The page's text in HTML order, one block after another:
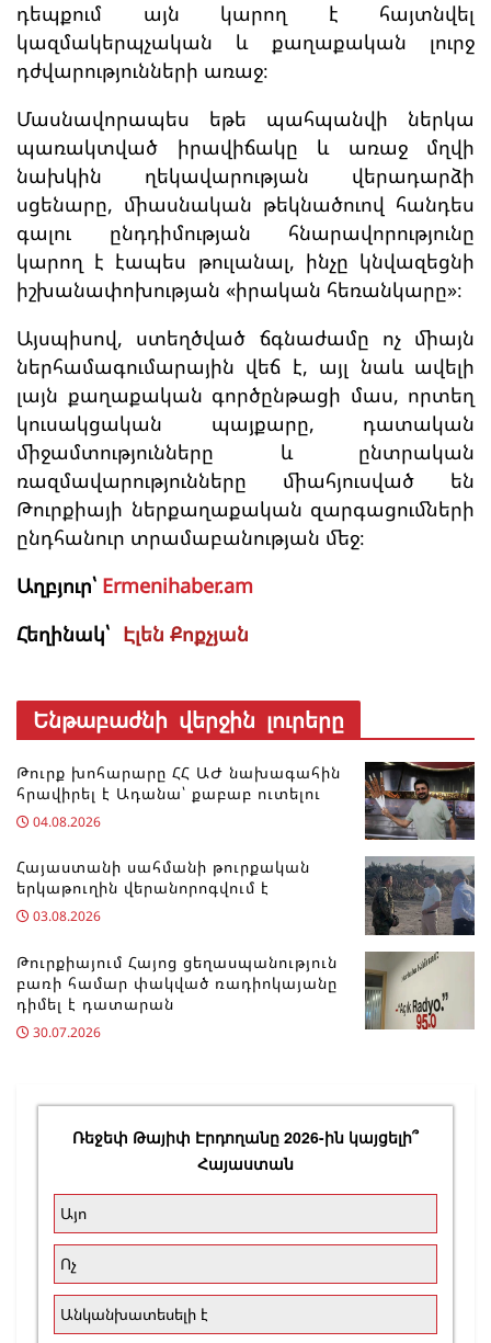
դեպքում այն կարող է հայտնվել
կազմակերպչական և քաղաքական լուրջ
դժվարությունների առաջ։
Մասնավորապես եթե պահպանվի ներկա
պառակտված իրավիճակը և առաջ մղվի
նախկին ղեկավարության վերադարձի
սցենարը, միասնական թեկնածուով հանդես
գալու ընդդիմության հնարավորությունը
կարող է էապես թուլանալ, ինչը կնվազեցնի
իշխանափոխության «իրական հեռանկարը»։
Այսպիսով, ստեղծված ճգնաժամը ոչ միայն
ներհամագումարային վեճ է, այլ նաև ավելի
լայն քաղաքական գործընթացի մաս, որտեղ
կուսակցական պայքարը, դատական
միջամտությունները և ընտրական
ռազմավարությունները միահյուսված են
Թուրքիայի ներքաղաքական զարգացումների
ընդհանուր տրամաբանության մեջ։
Աղբյուր՝ Ermenihaber.am
Հեղինակ՝ Էլեն Քոքչյան
Ենթաբաժնի վերջին լուրերը
Թուրք խոհարարը ՀՀ ԱԺ նախագահին
հրավիրել է Ադանա՝ քաբաբ ուտելու
04.08.2026
Հայաստանի սահմանի թուրքական
երկաթուղին վերանորոգվում է
03.08.2026
Թուրքիայում Հայոց ցեղասպանություն
բառի համար փակված ռադիոկայանը
դիմել է դատարան
30.07.2026
Ռեջեփ Թայիփ Էրդողանը 2026-ին կայցելի՞
Հայաստան
Այո
Ոչ
Անկանխատեսելի է